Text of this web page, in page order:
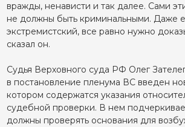
вражды, ненависти и так далее. Сами
не должны быть криминальными. Даже
экстремистский, все равно нужно
сказал он.
Судья Верховного суда РФ Олег
в постановление пленума ВС введен
котором содержатся указания
судебной проверки. В нем
должны проверять основания для